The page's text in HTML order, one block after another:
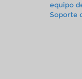
equipo
Soporte